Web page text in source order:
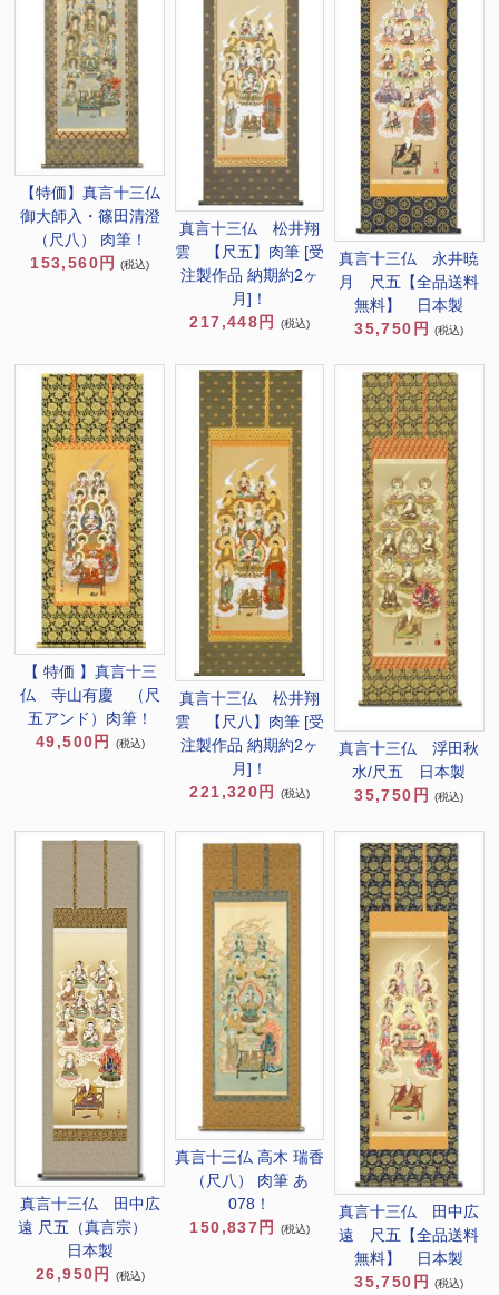
【特価】真言十三仏
御大師入・篠田清澄
（尺八） 肉筆！
153,560円
(税込)
真言十三仏 松井翔
雲 【尺五】肉筆 [受
注製作品 納期約2ヶ
月]！
217,448円
(税込)
真言十三仏 永井暁
月 尺五【全品送料
無料】 日本製
35,750円
(税込)
【 特価 】真言十三
仏 寺山有慶 （尺
五アンド）肉筆！
49,500円
(税込)
真言十三仏 松井翔
雲 【尺八】肉筆 [受
注製作品 納期約2ヶ
月]！
221,320円
(税込)
真言十三仏 浮田秋
水/尺五 日本製
35,750円 (税込)
真言十三仏 田中広
遠 尺五（真言宗）
日本製
26,950円
(税込)
真言十三仏 高木 瑞香
（尺八） 肉筆 あ
078！
150,837円
(税込)
真言十三仏 田中広
遠 尺五【全品送料
無料】 日本製
35,750円
(税込)